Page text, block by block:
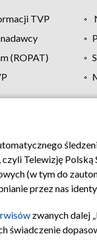
TVP
(ROPAT)
zgody Pomoc
Telewizję Polską
(w tym do
przez nas
zwanych dalej